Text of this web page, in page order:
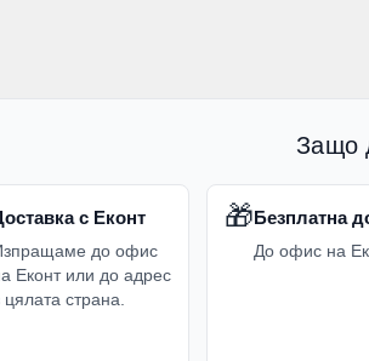
Защо
с Еконт
до офис
Еконт или до адрес
цялата страна.
🎁Безплатна
До офис на